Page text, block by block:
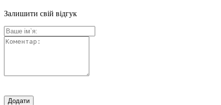
Залишити свій відгук